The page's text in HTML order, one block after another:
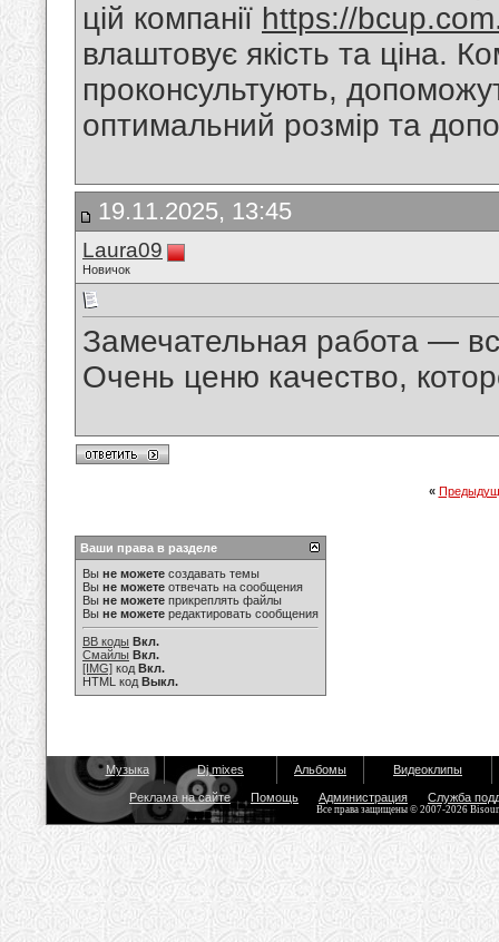
цій компанії https://
влаштовує якість та ціна.
проконсультують,
оптимальний розмір та
19.11.2025, 13:45
Laura09
Новичок
Замечательная работа —
Очень ценю качество,
«
Ваши права в разделе
Вы не можете создавать темы
Вы не можете отвечать на сообщения
Вы не можете прикреплять файлы
Вы не можете редактировать сообщения
BB коды Вкл.
Смайлы Вкл.
[IMG] код Вкл.
HTML код Выкл.
Музыка Dj mixes Альбомы Видеоклипы
Реклама на сайте Помощь Администрация Служба
Все права защищены © 2007-2026